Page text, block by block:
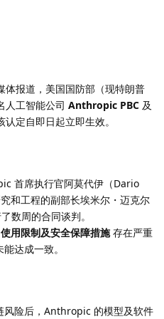
体报道，美国国防部（现特朗普
人工智能公司 Anthropic PBC 及
认定自即日起立即生效。
首席执行官阿莫代伊（Dario
和工程的副部长埃米尔・迈克尔
数周的合同谈判。
用限制及安全保障措施存在严重
达成一致。
风险后，Anthropic 的模型及软件